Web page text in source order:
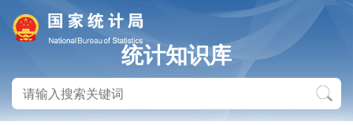
统计知识库